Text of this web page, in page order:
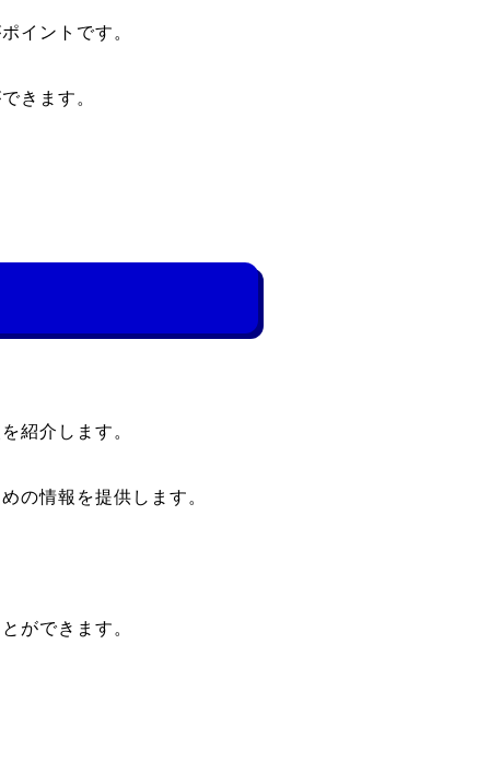
イントです。
きます。
紹介します。
の情報を提供します。
ができます。